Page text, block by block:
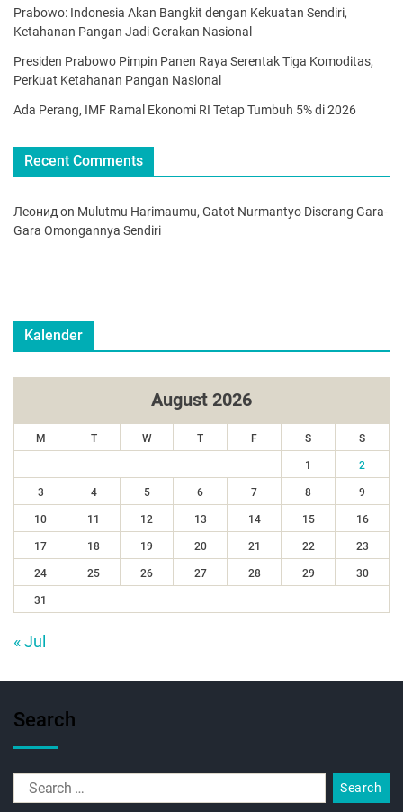
Prabowo: Indonesia Akan Bangkit dengan Kekuatan Sendiri,
Ketahanan Pangan Jadi Gerakan Nasional
Presiden Prabowo Pimpin Panen Raya Serentak Tiga Komoditas,
Perkuat Ketahanan Pangan Nasional
Ada Perang, IMF Ramal Ekonomi RI Tetap Tumbuh 5% di 2026
Recent Comments
Леонид on Mulutmu Harimaumu, Gatot Nurmantyo Diserang Gara-
Gara Omongannya Sendiri
Kalender
August 2026
M T W T F S S
1 2
3 4 5 6 7 8 9
10 11 12 13 14 15 16
17 18 19 20 21 22 23
24 25 26 27 28 29 30
31
« Jul
Search